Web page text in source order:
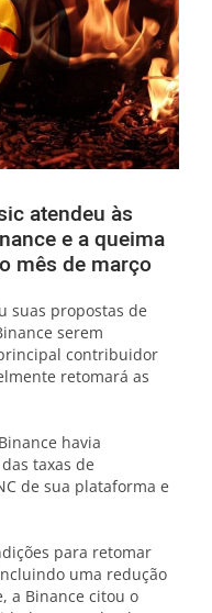
atendeu às
e a queima
mês de março
suas propostas de
serem
contribuidor
retomará as
havia
taxas de
de sua plataforma e
para retomar
uma redução
a Binance citou o